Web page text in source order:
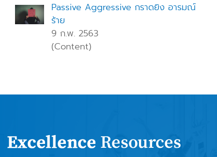
Passive Aggressive กราดยิง อารมณ์
ร้าย
9 ก.พ. 2563
(Content)